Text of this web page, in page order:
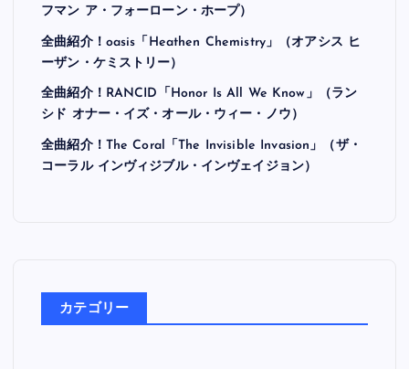
フマン ア・フォーローン・ホープ）
全曲紹介！oasis「Heathen Chemistry」（オアシス ヒ
ーザン・ケミストリー）
全曲紹介！RANCID「Honor Is All We Know」（ラン
シド オナー・イズ・オール・ウィー・ノウ）
全曲紹介！The Coral「The Invisible Invasion」（ザ・
コーラル インヴィジブル・インヴェイジョン）
カテゴリー